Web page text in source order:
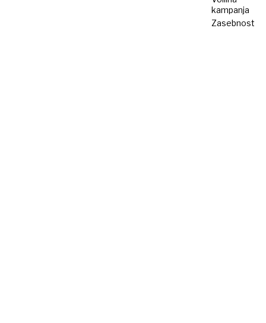
kampanja
Zasebnost